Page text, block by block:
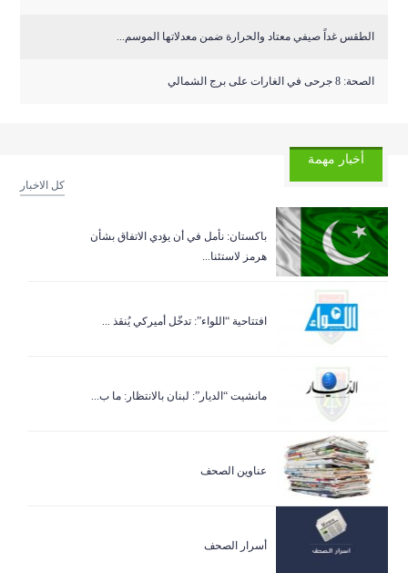
الطقس غداً صيفي معتاد والحرارة ضمن معدلاتها الموسم...
الصحة: 8 جرحى في الغارات على برج الشمالي
أخبار مهمة
كل الاخبار
باكستان: نأمل في أن يؤدي الاتفاق بشأن
هرمز لاستئنا...
افتتاحية “اللواء”: تدخّل أميركي يُنقذ ...
مانشيت “الديار”: لبنان بالانتظار: ما ب...
عناوين الصحف
أسرار الصحف